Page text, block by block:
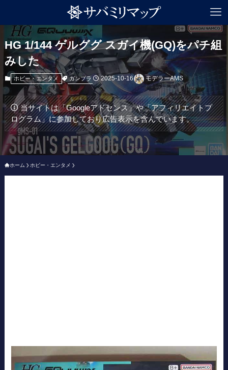
HG 1/144 ゲルググ スガイ機(GQ)をパチ組
みした
ホビー・エンタメ ガンプラ 2025-10-16 モデラーAMS
当サイトは「Googleアドセンス」や「アフィリエイトプ
ログラム」に参加しており広告表示を含んでいます。
ホーム ホビー・エンタメ